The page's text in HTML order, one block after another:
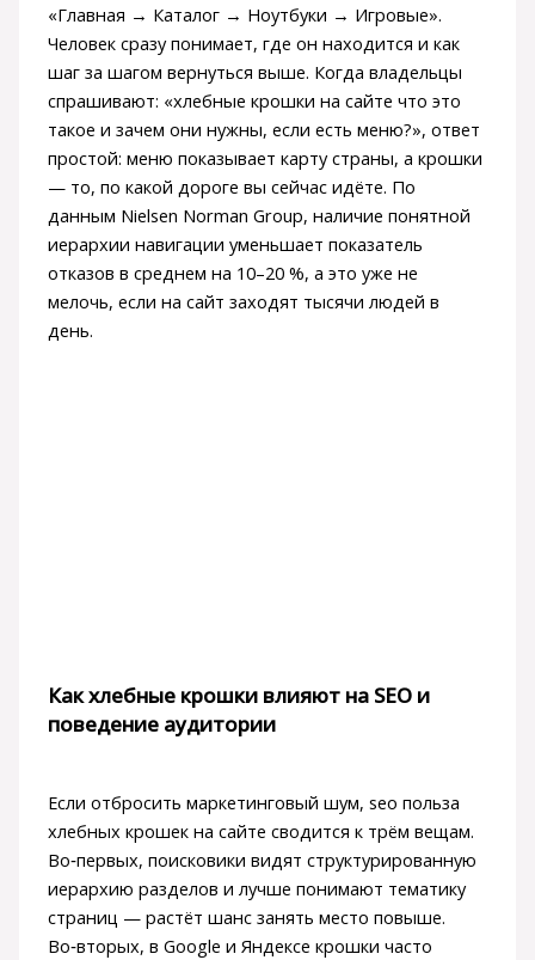
«Главная → Каталог → Ноутбуки → Игровые».
Человек сразу понимает, где он находится и как
шаг за шагом вернуться выше. Когда владельцы
спрашивают: «хлебные крошки на сайте что это
такое и зачем они нужны, если есть меню?», ответ
простой: меню показывает карту страны, а крошки
— то, по какой дороге вы сейчас идёте. По
данным Nielsen Norman Group, наличие понятной
иерархии навигации уменьшает показатель
отказов в среднем на 10–20 %, а это уже не
мелочь, если на сайт заходят тысячи людей в
день.
Как хлебные крошки влияют на SEO и
поведение аудитории
Если отбросить маркетинговый шум, seo польза
хлебных крошек на сайте сводится к трём вещам.
Во‑первых, поисковики видят структурированную
иерархию разделов и лучше понимают тематику
страниц — растёт шанс занять место повыше.
Во‑вторых, в Google и Яндексе крошки часто